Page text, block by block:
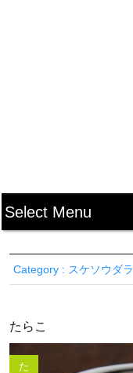
Category : スケソウダラ
たらこ
た